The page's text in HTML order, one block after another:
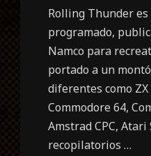
Rolling Thunder
programado,
Namco para
portado a un
diferentes como
Commodore 64,
Amstrad CPC, Atari
recopilatorios …